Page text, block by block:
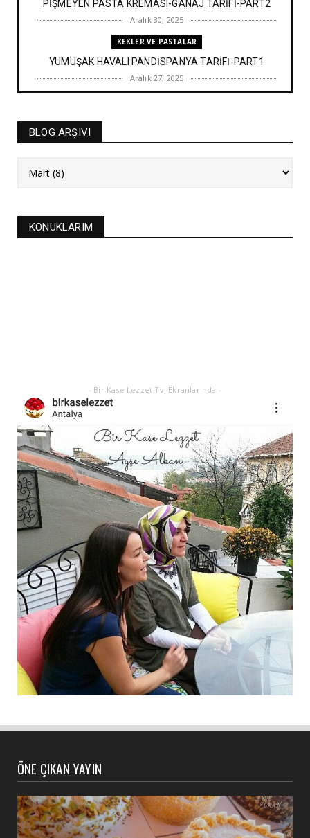
PİŞMEYEN PASTA KREMASI-GANAJ TARİFİ-PART2
Aralık 30, 2025
KEKLER VE PASTALAR
YUMUŞAK HAVALI PANDİSPANYA TARİFİ-PART1
Aralık 27, 2025
Alanya'nın düğünlerinin meşhur kurabiyesi- S
BLOG ARŞIVI
KONUKLARIM
- Bir Kase Lezzet Tv. Ekranlarında -
ÖNE ÇIKAN YAYIN